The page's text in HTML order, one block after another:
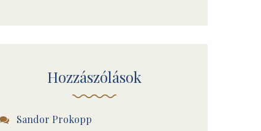
Hozzászólások
Sandor Prokopp